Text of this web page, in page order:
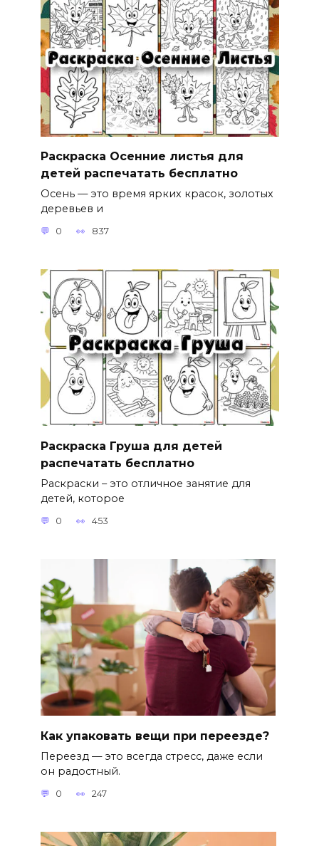
Раскраска Осенние листья для
детей распечатать бесплатно
Осень — это время ярких красок, золотых
деревьев и
0 837
Раскраска Груша для детей
распечатать бесплатно
Раскраски – это отличное занятие для
детей, которое
0 453
Как упаковать вещи при переезде?
Переезд — это всегда стресс, даже если
он радостный.
0 247